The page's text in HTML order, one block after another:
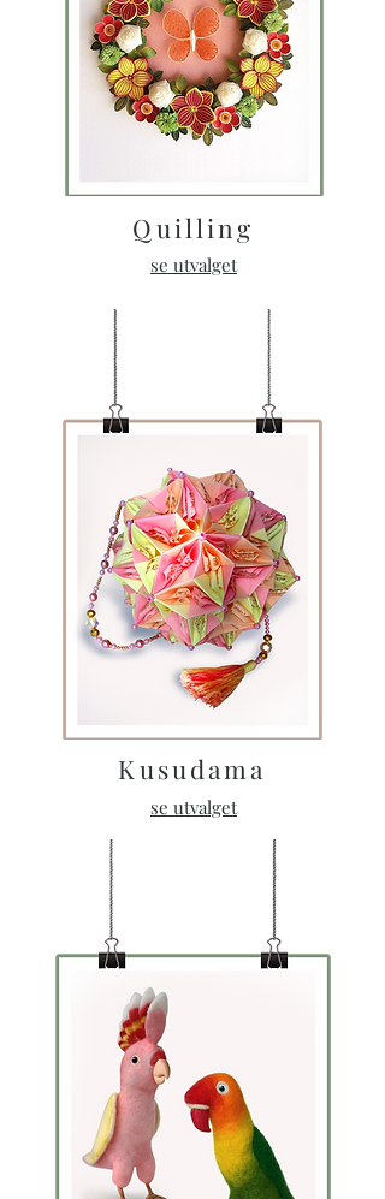
Quilling
se utvalget
Kusudama
se utvalget